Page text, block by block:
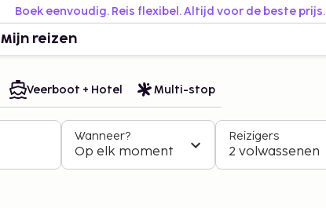
Boek eenvoudig. Reis flexibel. Altijd voor de beste prijs.
Mijn reizen
Veerboot + Hotel Multi-stop
Wanneer?
Op elk moment
Reizigers
2 volwassenen